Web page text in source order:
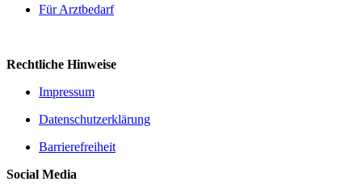
Für Arztbedarf
Rechtliche Hinweise
Impressum
Datenschutzerklärung
Barrierefreiheit
Social Media